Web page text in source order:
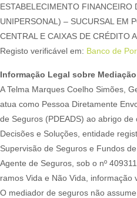
ESTABELECIMENTO FINANCEIRO
UNIPERSONAL) – SUCURSAL EM
CENTRAL E CAIXAS DE CRÉDITO
Registo verificável em: Banco de
Informação Legal sobre
A Telma Marques Coelho Simões,
atua como Pessoa Diretamente
de Seguros (PDEADS) ao abrigo
Decisões e Soluções, entidade
Supervisão de Seguros e Fundos
Agente de Seguros, sob o nº
ramos Vida e Não Vida, informação
O mediador de seguros não